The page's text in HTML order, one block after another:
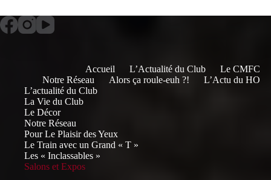
Accueil L’Actualité du Club
Le CMFC
Notre Réseau
Alors ça roule-euh ?!
L’Actu du HO
L’actualité du Club
La Vie du Club
Le Décor
Notre Réseau
Pour Le Plaisir des Yeux
Le Train avec un Grand « T »
Les « Inclassables »
Salons et Expos